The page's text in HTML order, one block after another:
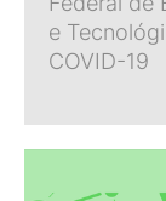
e
COVID-19